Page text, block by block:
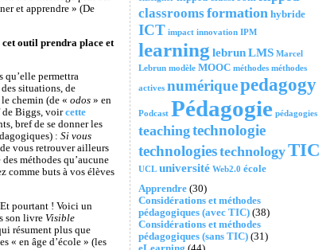
et apprendre » (De
cet outil prendra place et
qu’elle permettra
situations, de
chemin (de « odos» en
de Biggs, voircette
bref de se donner les
: Si vous
vous retrouver ailleurs
méthodes qu’aucune
comme buts à vos élèves
pourtant ! Voici un
son livre Visible
résument plus que
« en âge d’école » (les
classroomsformation hybride
ICT impact innovation IPM
learning lebrunLMS Marcel
Lebrun modèle MOOC méthodes méthodes
actives numériquepedagogy
Podcast Pédagogie pédagogies
teachingtechnologie
technologiestechnologyTIC
UCL université Web2.0 école
Apprendre(30)
Considérations et méthodes
pédagogiques (avec TIC)(38)
Considérations et méthodes
pédagogiques (sans TIC)(31)